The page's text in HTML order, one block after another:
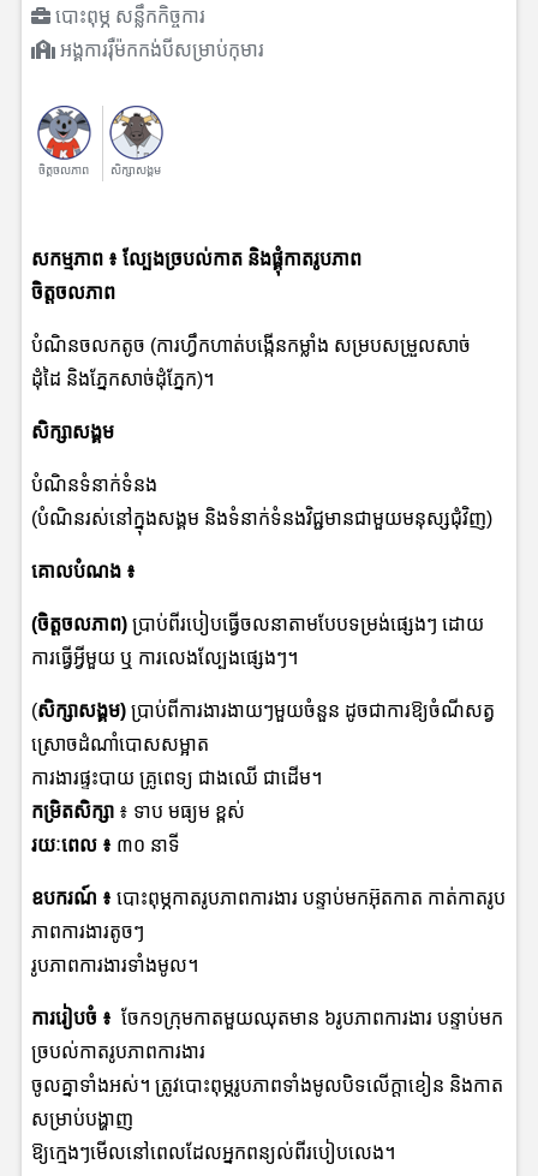
បោះពុម្ភ សន្លឹកកិច្ចការ
អង្គការរ៉ឺម៉កកង់បីសម្រាប់កុមារ
ចិត្តចលភាព សិក្សាសង្គម
សកម្មភាព ៖ ល្បែងច្របល់កាត និងផ្គុំកាតរូបភាព
ចិត្តចលភាព
បំណិនចលកតូច (ការហ្វឹកហាត់បង្កើនកម្លាំង សម្របសម្រួលសាច់
ដុំដៃ និងភ្នែកសាច់ដុំភ្នែក)។
សិក្សាសង្គម​
បំណិនទំនាក់ទំនង
(បំណិនរស់នៅក្នុងសង្គម និងទំនាក់ទំនងវិជ្ជមានជាមួយមនុស្សជុំវិញ)
គោលបំណង ៖
(ចិត្តចលភាព) ប្រាប់ពីរបៀបធ្វើចលនាតាមបែបទម្រង់ផ្សេងៗ ដោយ
ការធ្វើអ្វីមួយ ឬ ការលេងល្បែងផ្សេងៗ។
(សិក្សាសង្គម​) ប្រាប់ពីការងារងាយៗមួយចំនួន ដូចជាការឱ្យចំណីសត្វ
ស្រោចដំណាំបោសសម្អាត
ការងារផ្ទះបាយ គ្រូពេទ្យ ជាងឈើ ជាដើម។
កម្រិតសិក្សា៖ ទាប មធ្យម ខ្ពស់
រយៈពេល ៖ ៣០ នាទី
ឧបករណ៍ ៖ បោះពុម្ភកាតរូបភាពការងារ បន្ទាប់មកអ៊ុតកាត កាត់កាតរូប
ភាពការងារតូចៗ
រូបភាពការងារទាំងមូល។
ការរៀបចំ ៖ ចែក១ក្រុមកាតមួយឈុតមាន ៦រូបភាពការងារ បន្ទាប់មក
ច្របល់កាតរូបភាពការងារ
ចូលគ្នាទាំងអស់។ ត្រូវបោះពុម្ភរូបភាពទាំងមូលបិទលើក្តាខៀន និងកាត
សម្រាប់បង្ហាញ
ឱ្យក្មេងៗមើលនៅពេលដែលអ្នកពន្យល់ពីរបៀបលេង។